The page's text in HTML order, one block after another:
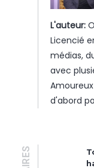
L'auteur:
Licencié
médias,
avec
d'abord